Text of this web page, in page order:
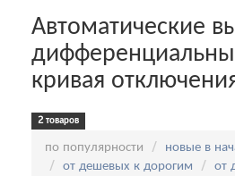
Автоматические
кривая
2 товаров
по популярности
новые в
от дешевых к дорогим
от